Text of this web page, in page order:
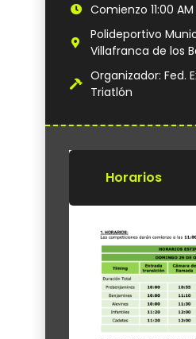
Comienzo 11:00 AM
Polideportivo
Villafranca de los
Organizador: Fed.
Triatlón
Horarios